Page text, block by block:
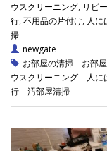
ウスクリーニング, リピ
行, 不用品の片付け, 人に
掃
newgate
お部屋の清掃
お部
ウスクリーニング
人に
行
汚部屋清掃